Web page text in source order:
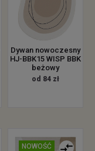
Dywan nowoczesny
HJ-BBK15 WISP BBK
beżowy
od 84 zł
NOWOŚĆ